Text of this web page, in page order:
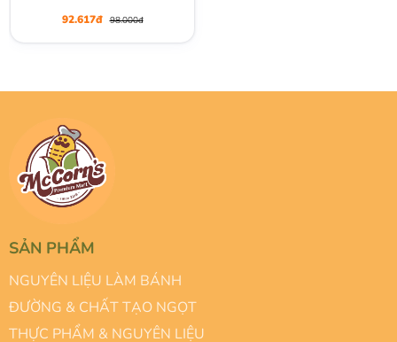
92.617đ 98.000đ
SẢN PHẨM
NGUYÊN LIỆU LÀM BÁNH
ĐƯỜNG & CHẤT TẠO NGỌT
THỰC PHẨM & NGUYÊN LIỆU